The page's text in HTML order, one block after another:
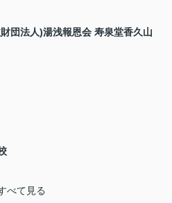
団法人)湯浅報恩会 寿泉堂香久山
べて見る